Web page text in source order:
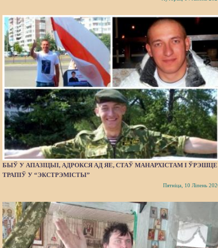
БЫЎ У АПАЗІЦЫІ, АДРОКСЯ АД ЯЕ, СТАЎ МАНАРХІСТАМ І ЎРЭШЦЕ
ТРАПІЎ У “ЭКСТРЭМІСТЫ”
Пятніца, 10 Ліпень